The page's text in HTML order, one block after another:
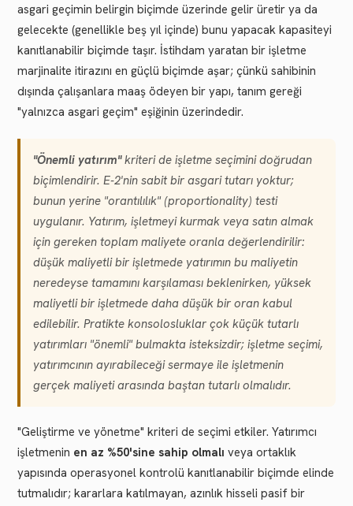
asgari geçimin belirgin biçimde üzerinde gelir üretir ya da
gelecekte (genellikle beş yıl içinde) bunu yapacak kapasiteyi
kanıtlanabilir biçimde taşır. İstihdam yaratan bir işletme
marjinalite itirazını en güçlü biçimde aşar; çünkü sahibinin
dışında çalışanlara maaş ödeyen bir yapı, tanım gereği
"yalnızca asgari geçim" eşiğinin üzerindedir.
"Önemli yatırım"kriteri de işletme seçimini doğrudan
biçimlendirir. E-2'nin sabit bir asgari tutarı yoktur;
bunun yerine "orantılılık" (proportionality) testi
uygulanır. Yatırım, işletmeyi kurmak veya satın almak
için gereken toplam maliyete oranla değerlendirilir:
düşük maliyetli bir işletmede yatırımın bu maliyetin
neredeyse tamamını karşılaması beklenirken, yüksek
maliyetli bir işletmede daha düşük bir oran kabul
edilebilir. Pratikte konsolosluklar çok küçük tutarlı
yatırımları "önemli" bulmakta isteksizdir; işletme seçimi,
yatırımcının ayırabileceği sermaye ile işletmenin
gerçek maliyeti arasında baştan tutarlı olmalıdır.
"Geliştirme ve yönetme" kriteri de seçimi etkiler. Yatırımcı
işletmenin en az %50'sine sahip olmalı veya ortaklık
yapısında operasyonel kontrolü kanıtlanabilir biçimde elinde
tutmalıdır; kararlara katılmayan, azınlık hisseli pasif bir